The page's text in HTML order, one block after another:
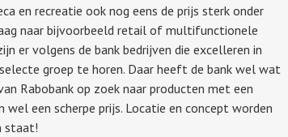
en recreatie ook nog eens de prijs sterk onder
naar bijvoorbeeld retail of multifunctionele
er volgens de bank bedrijven die excelleren in
groep te horen. Daar heeft de bank wel wat
Rabobank op zoek naar producten met een
een scherpe prijs. Locatie en concept worden
staat!